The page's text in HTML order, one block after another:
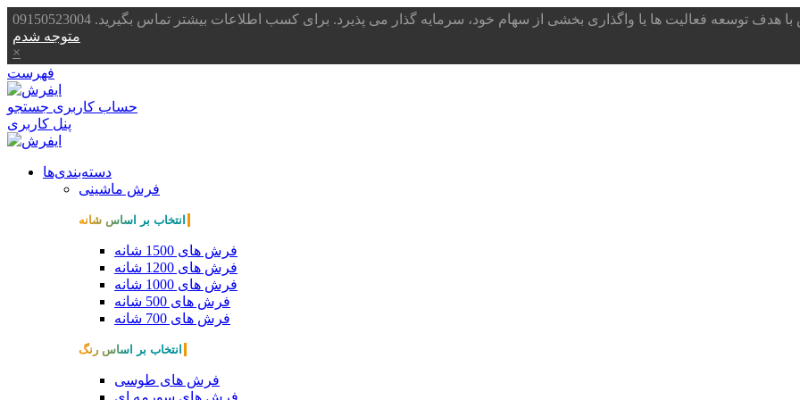
با هدف توسعه فعالیت ها یا واگذاری بخشی از سهام خود، سرمایه گذار می پذیرد. برای کسب اطلاعات بیشتر تماس بگیرید. 09150523004
متوجه شدم
×
فهرست
حساب کاربری جستجو
پنل کاربری
دسته‌بندی‌ها
فرش ماشینی
انتخاب بر اساس شانه
فرش های 1500 شانه
فرش های 1200 شانه
فرش های 1000 شانه
فرش های 500 شانه
فرش های 700 شانه
انتخاب بر اساس رنگ
فرش های طوسی
فرش های سورمه ای